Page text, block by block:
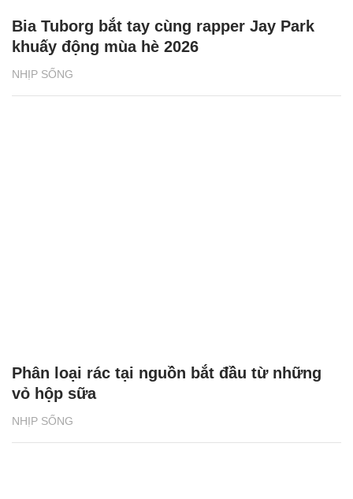
NHỊP SỐNG
Bia Tuborg bắt tay cùng rapper Jay Park
khuấy động mùa hè 2026
NHỊP SỐNG
Phân loại rác tại nguồn bắt đầu từ những
vỏ hộp sữa